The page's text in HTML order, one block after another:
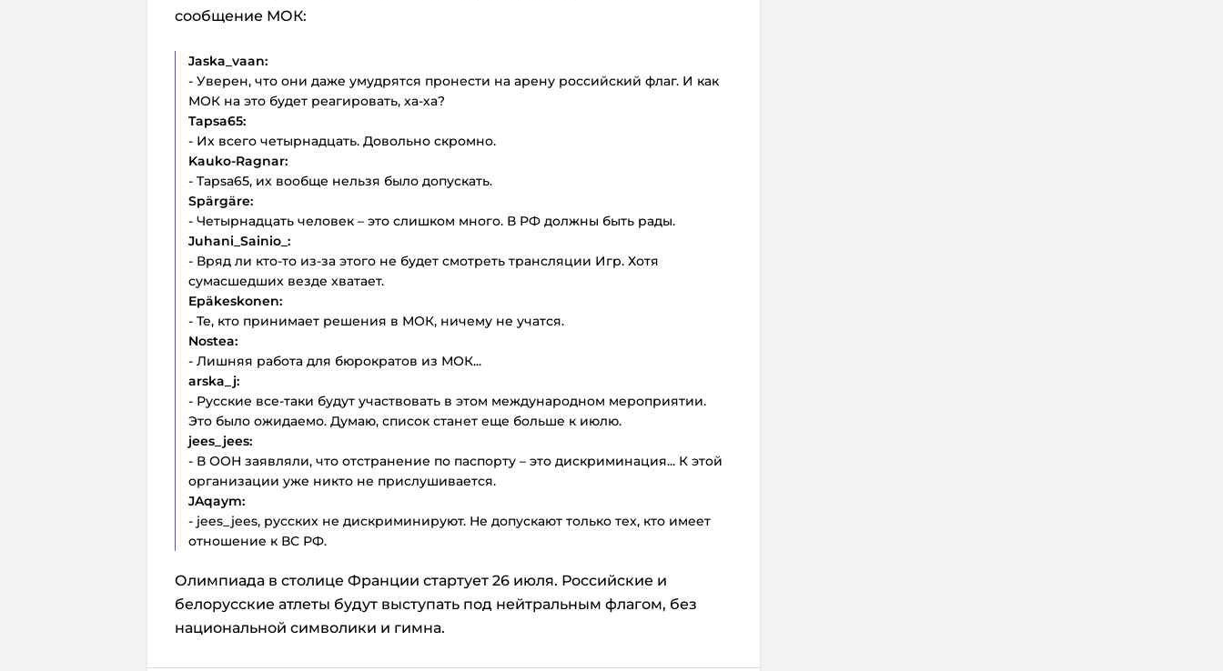
сообщение МОК:
Jaska_vaan:
- Уверен, что они даже умудрятся пронести на арену российский флаг. И как
МОК на это будет реагировать, ха-ха?
Tapsa65:
- Их всего четырнадцать. Довольно скромно.
Kauko-Ragnar:
- Tapsa65, их вообще нельзя было допускать.
Spärgäre:
- Четырнадцать человек – это слишком много. В РФ должны быть рады.
Juhani_Sainio_:
- Вряд ли кто-то из-за этого не будет смотреть трансляции Игр. Хотя
сумасшедших везде хватает.
Epäkeskonen:
- Те, кто принимает решения в МОК, ничему не учатся.
Nostea:
- Лишняя работа для бюрократов из МОК...
arska_j:
- Русские все-таки будут участвовать в этом международном мероприятии.
Это было ожидаемо. Думаю, список станет еще больше к июлю.
jees_jees:
- В ООН заявляли, что отстранение по паспорту – это дискриминация... К этой
организации уже никто не прислушивается.
JAqaym:
- jees_jees, русских не дискриминируют. Не допускают только тех, кто имеет
отношение к ВС РФ.
Олимпиада в столице Франции стартует 26 июля. Российские и
белорусские атлеты будут выступать под нейтральным флагом, без
национальной символики и гимна.